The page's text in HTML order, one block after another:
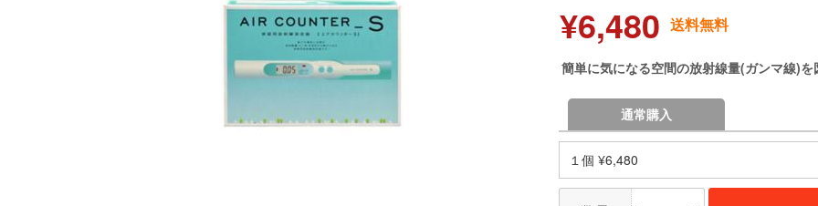
¥6,480 送料無料
簡単に気になる空間の放射線量(ガンマ線)を
通常購入
１個 ¥6,480